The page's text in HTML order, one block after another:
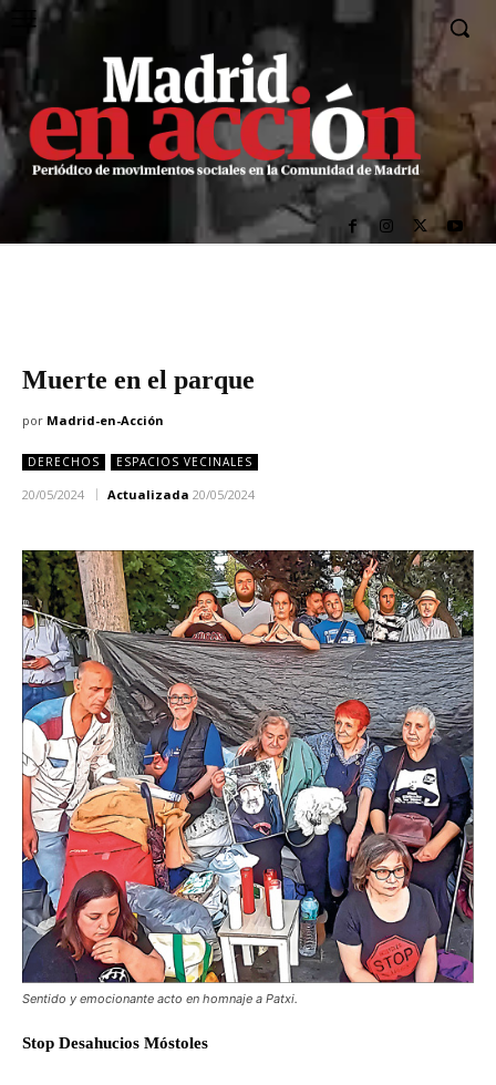
Muerte en el parque
por Madrid-en-Acción
DERECHOS ESPACIOS VECINALES
20/05/2024 Actualizada 20/05/2024
Sentido y emocionante acto en homnaje a Patxi.
Stop Desahucios Móstoles